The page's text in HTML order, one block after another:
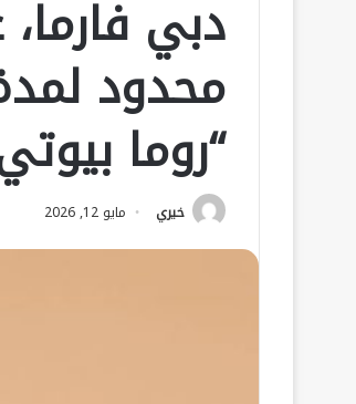
دبي
“روما
خيري مايو 12, 2026